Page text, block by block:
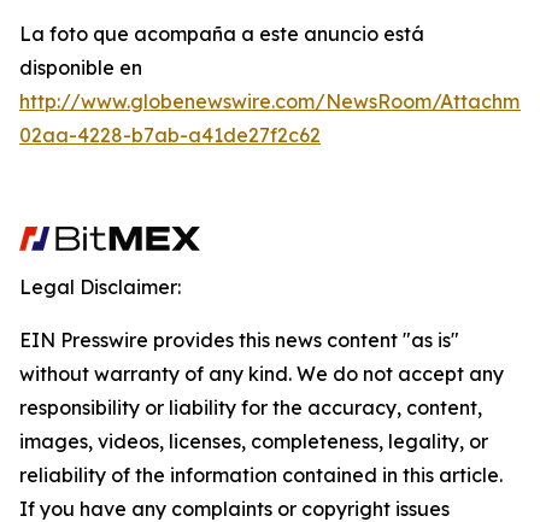
La foto que acompaña a este anuncio está
disponible en
http://www.globenewswire.com/NewsRoom/
02aa-4228-b7ab-a41de27f2c62
Legal Disclaimer:
EIN Presswire provides this news content "as is"
without warranty of any kind. We do not accept any
responsibility or liability for the accuracy, content,
images, videos, licenses, completeness, legality, or
reliability of the information contained in this article.
If you have any complaints or copyright issues